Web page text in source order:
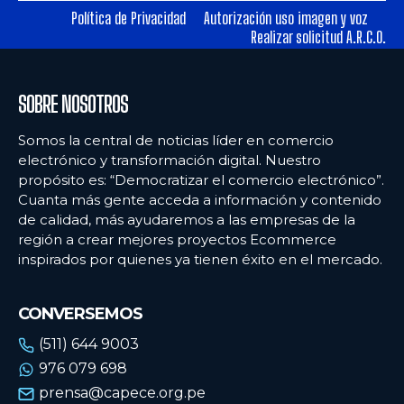
Ecommercenews
ARGENTINA
BOLIVIA
CHILE
COLOMBIA
ECUADOR
URUGUAY
VENEZUELA
Ecommercenews
ARGENTINA
BOLIVIA
CHILE
COLOMBIA
ECUADOR
URUGUAY
VENEZUELA
Política de Privacidad
Autorización uso imagen y voz
Realizar solicitud A.R.C.O.
SOBRE NOSOTROS
Somos la central de noticias líder en comercio
electrónico y transformación digital. Nuestro
propósito es: “Democratizar el comercio electrónico”.
Cuanta más gente acceda a información y contenido
de calidad, más ayudaremos a las empresas de la
región a crear mejores proyectos Ecommerce
inspirados por quienes ya tienen éxito en el mercado.
CONVERSEMOS
(511) 644 9003
976 079 698
prensa@capece.org.pe